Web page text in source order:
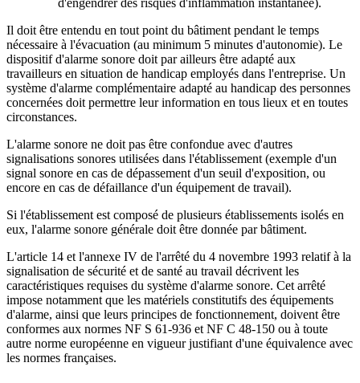
d'engendrer des risques d'inflammation instantanée).
Il doit être entendu en tout point du bâtiment pendant le temps
nécessaire à l'évacuation (au minimum 5 minutes d'autonomie). Le
dispositif d'alarme sonore doit par ailleurs être adapté aux
travailleurs en situation de handicap employés dans l'entreprise. Un
système d'alarme complémentaire adapté au handicap des personnes
concernées doit permettre leur information en tous lieux et en toutes
circonstances.
L'alarme sonore ne doit pas être confondue avec d'autres
signalisations sonores utilisées dans l'établissement (exemple d'un
signal sonore en cas de dépassement d'un seuil d'exposition, ou
encore en cas de défaillance d'un équipement de travail).
Si l'établissement est composé de plusieurs établissements isolés en
eux, l'alarme sonore générale doit être donnée par bâtiment.
L'article 14 et l'annexe IV de l'arrêté du 4 novembre 1993 relatif à la
signalisation de sécurité et de santé au travail décrivent les
caractéristiques requises du système d'alarme sonore. Cet arrêté
impose notamment que les matériels constitutifs des équipements
d'alarme, ainsi que leurs principes de fonctionnement, doivent être
conformes aux normes NF S 61-936 et NF C 48-150 ou à toute
autre norme européenne en vigueur justifiant d'une équivalence avec
les normes françaises.